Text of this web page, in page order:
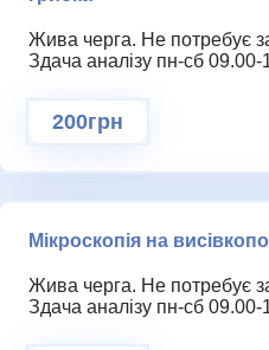
Жива черга. Не потребує
Здача аналізу пн-сб 09.00-
200грн
Мікроскопія на
Жива черга. Не потребує
Здача аналізу пн-сб 09.00-